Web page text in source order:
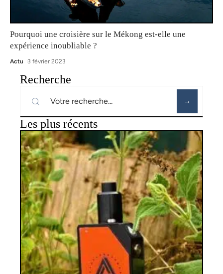
Pourquoi une croisière sur le Mékong est-elle une
expérience inoubliable ?
Actu 3 février 2023
Recherche
Les plus récents